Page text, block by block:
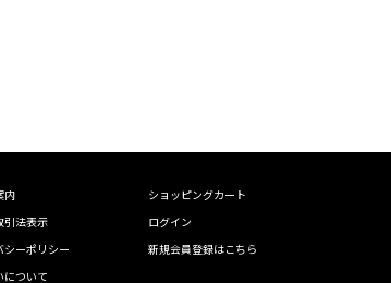
内
引法表示
シーポリシー
について
ショッピングカート
ログイン
新規会員登録はこちら